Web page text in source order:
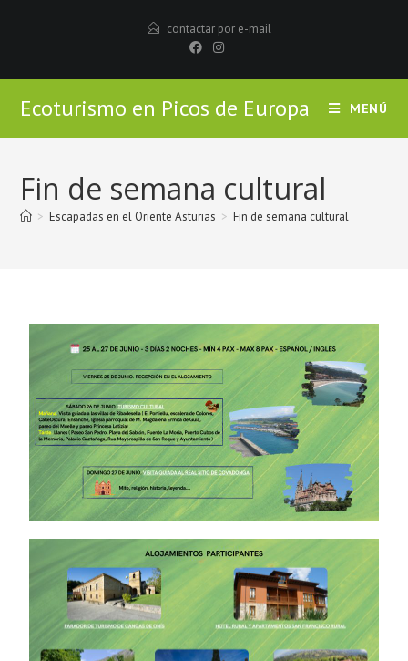
contactar por e-mail
Ecoturismo en Picos de Europa MENÚ
Fin de semana cultural
> Escapadas en el Oriente Asturias > Fin de semana cultural